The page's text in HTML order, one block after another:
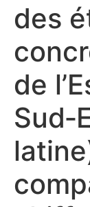
des
de